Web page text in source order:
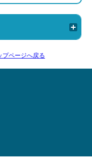
プページへ戻る